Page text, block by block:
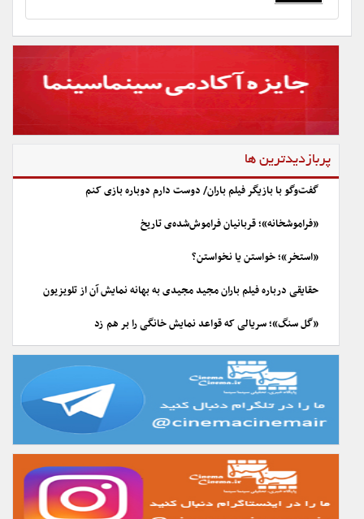
پربازدیدترین ها
گفت‌وگو با بازیگر فیلم باران/ دوست دارم دوباره بازی کنم
«فراموشخانه»؛ قربانیان فراموش‌شده‌ی تاریخ
«استخر»؛ خواستن یا نخواستن؟
حقایقی درباره فیلم باران مجید مجیدی به بهانه نمایش آن از تلویزیون
«گل سنگ»؛ سریالی که قواعد نمایش خانگی را بر هم زد